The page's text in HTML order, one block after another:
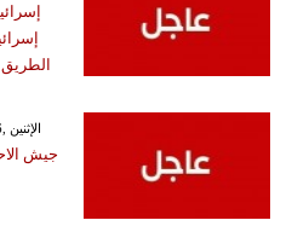
الطريق
GMT 09:06 2026 الإثنين ,26 كانون الثاني / يناير
جيش